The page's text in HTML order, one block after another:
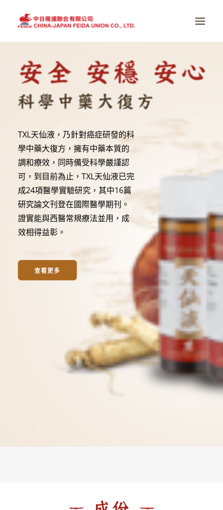
首頁
全球醫療趨勢
真實感動
全系列產品
品牌故事
全球服務據點
最新消息
商店
SEARCH
CART
TXL天仙液，乃針對癌症研發的科
學中藥大復方，擁有中藥本質的
調和療效，同時備受科學嚴謹認
可，到目前為止，TXL天仙液已完
成24項醫學實驗研究，其中16篇
研究論文刊登在國際醫學期刊。
證實能與西醫常規療法並用，成
效相得益彰。
查看更多